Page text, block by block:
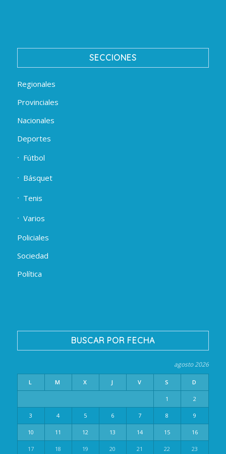
SECCIONES
Regionales
Provinciales
Nacionales
Deportes
Fútbol
Básquet
Tenis
Varios
Policiales
Sociedad
Política
BUSCAR POR FECHA
agosto 2026
L M X J V S D
1 2
3 4 5 6 7 8 9
10 11 12 13 14 15 16
17 18 19 20 21 22 23